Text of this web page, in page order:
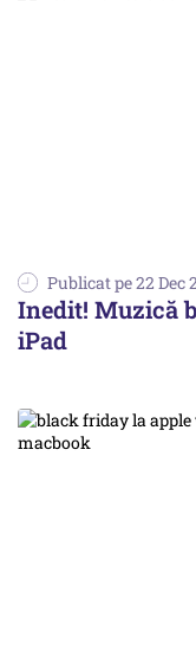
Publicat pe 22 Dec
Inedit! Muzică
iPad